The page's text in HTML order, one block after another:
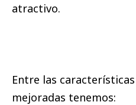
atractivo.
Entre las
mejoradas tenemos: